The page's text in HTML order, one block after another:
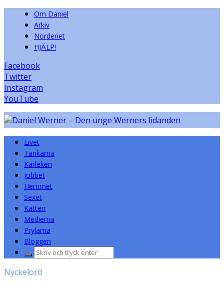
Om Daniel
Arkiv
Nörderiet
HJÄLP!
Facebook
Twitter
Instagram
YouTube
Livet
Tankarna
Kärleken
Jobbet
Hemmet
Sexet
Katten
Medierna
Prylarna
Bloggen
Sök
Nyckelord